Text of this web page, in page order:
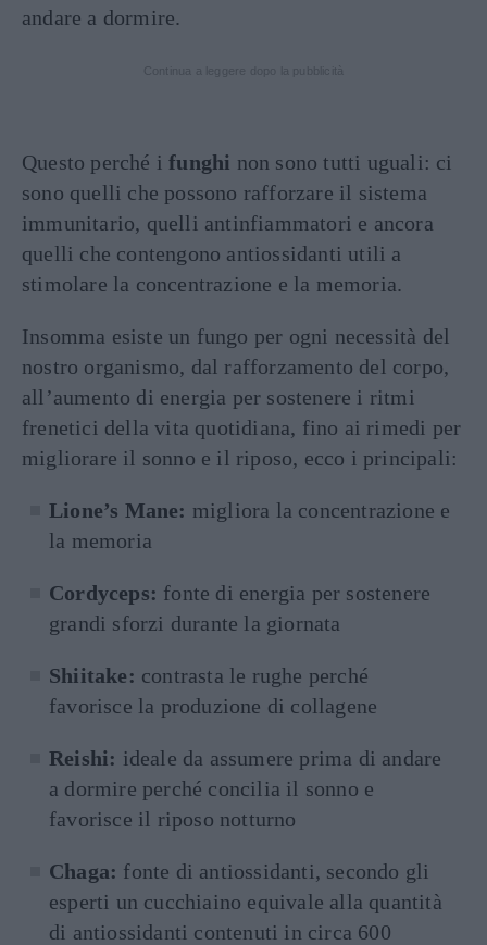
andare a dormire.
Questo perché ifunghi non sono tutti uguali: ci
sono quelli che possono rafforzare il sistema
immunitario, quelli antinfiammatori e ancora
quelli che contengono antiossidanti utili a
stimolare la concentrazione e la memoria.
Insomma esiste un fungo per ogni necessità del
nostro organismo, dal rafforzamento del corpo,
all’aumento di energia per sostenere i ritmi
frenetici della vita quotidiana, fino ai rimedi per
migliorare il sonno e il riposo, ecco i principali:
Lione’s Mane: migliora la concentrazione e
la memoria
Cordyceps: fonte di energia per sostenere
grandi sforzi durante la giornata
Shiitake: contrasta le rughe perché
favorisce la produzione di collagene
Reishi: ideale da assumere prima di andare
a dormire perché concilia il sonno e
favorisce il riposo notturno
Chaga: fonte di antiossidanti, secondo gli
esperti un cucchiaino equivale alla quantità
di antiossidanti contenuti in circa 600